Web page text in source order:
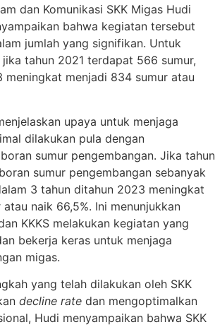
dan Komunikasi SKK Migas Hudi
bahwa kegiatan tersebut
jumlah yang signifikan. Untuk
tahun 2021 terdapat 566 sumur,
meningkat menjadi 834 sumur atau
upaya untuk menjaga
dilakukan pula dengan
sumur pengembangan. Jika tahun
sumur pengembangan sebanyak
3 tahun ditahun 2023 meningkat
naik 66,5%. Ini menunjukkan
KKKS melakukan kegiatan yang
bekerja keras untuk menjaga
migas.
yang telah dilakukan oleh SKK
decline rate dan mengoptimalkan
Hudi menyampaikan bahwa SKK